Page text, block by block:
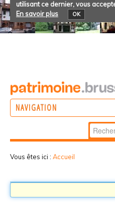
utilisant ce dernier, vous
En savoir plus
OK
NAVIGATION
Vous êtes ici : Accueil